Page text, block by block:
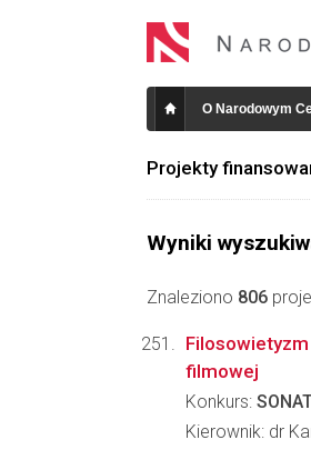
O Narodowym
Projekty
Wyniki
Znaleziono 806
filmowej
Konkurs:
Kierownik: dr